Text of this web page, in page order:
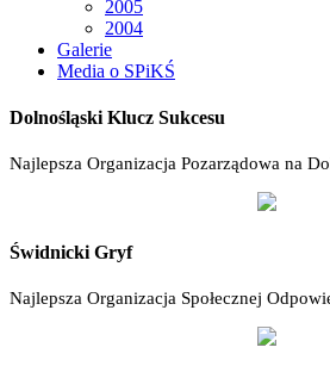
2005
2004
Galerie
Media o SPiKŚ
Dolnośląski Klucz Sukcesu
Najlepsza Organizacja Pozarządowa na
Świdnicki Gryf
Najlepsza Organizacja Społecznej